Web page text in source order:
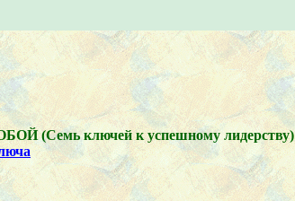
(Семь ключей к успешному лидерству)